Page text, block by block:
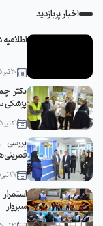
اخبار پربازدید
اطلاعیه شماره 5 جذب رادیوتراپ:
20 تیر 1405
دکتر
پزشکی
21 تیر 1405
بررسی
27 تیر 1405
سبزوار